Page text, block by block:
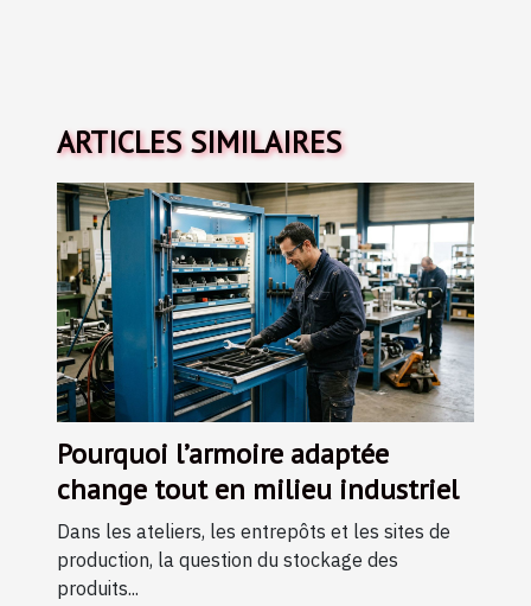
ARTICLES SIMILAIRES
Pourquoi l’armoire adaptée
change tout en milieu industriel
Dans les ateliers, les entrepôts et les sites de
production, la question du stockage des
produits...